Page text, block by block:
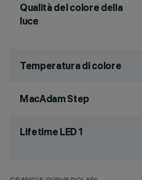
Qualità del colore della
luce
Temperatura di colore
MacAdam Step
Lifetime LED 1